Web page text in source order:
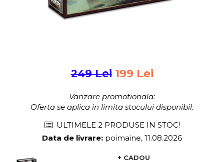
Orchard Games
Jocuri cooperative
249 Lei 199 Lei
Vanzare promotionala:
Oferta se aplica in limita stocului disponibil.
ULTIMELE 2 PRODUSE IN STOC!
Data de livrare: poimaine, 11.08.2026
+ CADOU